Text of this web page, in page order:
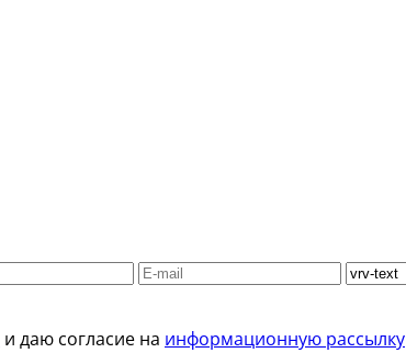
и даю согласие на информационную рассылку